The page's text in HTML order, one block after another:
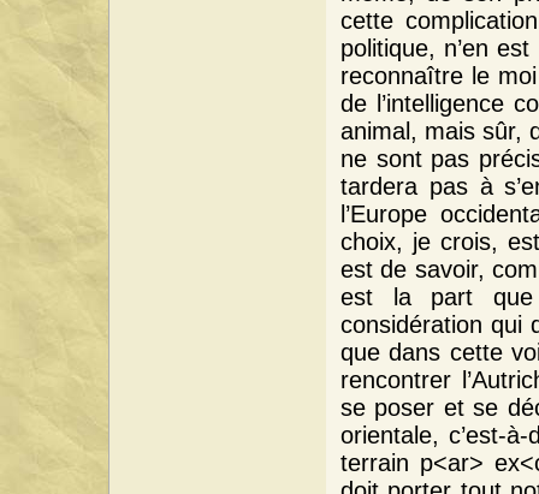
cette
politique, n’en
reconnaître le
de l’intelligence
animal, mais sûr,
ne sont pas
tardera pas à
l’Europe
choix, je crois,
est de savoir,
est la part
considération qui
que dans cette
rencontrer
se poser et se
orientale, c’est-
terrain p<ar>